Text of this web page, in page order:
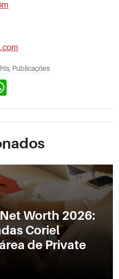
Publicações
Worth 2026:
Coriel
de Private